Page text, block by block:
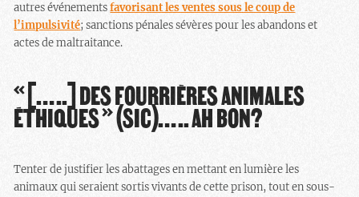
autres événementsfavorisant les ventes sous le coup de
l’impulsivité; sanctions pénales sévères pour les abandons et
actes de maltraitance.
«[…..] DES FOURRIÈRES ANIMALES
ÉTHIQUES» (SIC)….. AH BON?
Tenter de justifier les abattages en mettant en lumière les
animaux qui seraient sortis vivants de cette prison, tout en sous-